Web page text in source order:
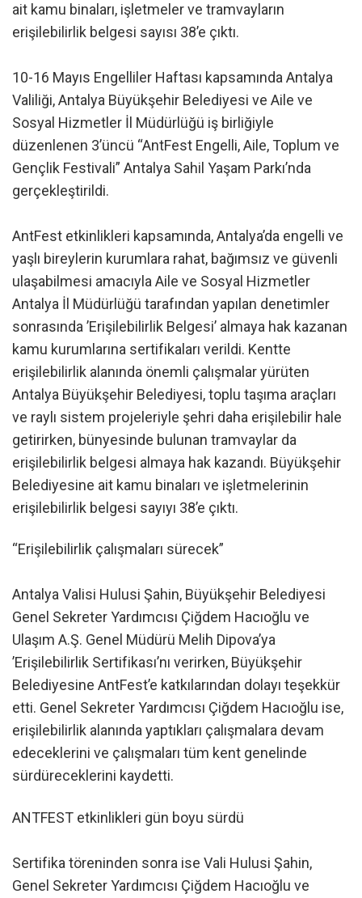
ait kamu binaları, işletmeler ve tramvayların
erişilebilirlik belgesi sayısı 38’e çıktı.
10-16 Mayıs Engelliler Haftası kapsamında Antalya
Valiliği, Antalya Büyükşehir Belediyesi ve Aile ve
Sosyal Hizmetler İl Müdürlüğü iş birliğiyle
düzenlenen 3’üncü “AntFest Engelli, Aile, Toplum ve
Gençlik Festivali” Antalya Sahil Yaşam Parkı’nda
gerçekleştirildi.
AntFest etkinlikleri kapsamında, Antalya’da engelli ve
yaşlı bireylerin kurumlara rahat, bağımsız ve güvenli
ulaşabilmesi amacıyla Aile ve Sosyal Hizmetler
Antalya İl Müdürlüğü tarafından yapılan denetimler
sonrasında ’Erişilebilirlik Belgesi’ almaya hak kazanan
kamu kurumlarına sertifikaları verildi. Kentte
erişilebilirlik alanında önemli çalışmalar yürüten
Antalya Büyükşehir Belediyesi, toplu taşıma araçları
ve raylı sistem projeleriyle şehri daha erişilebilir hale
getirirken, bünyesinde bulunan tramvaylar da
erişilebilirlik belgesi almaya hak kazandı. Büyükşehir
Belediyesine ait kamu binaları ve işletmelerinin
erişilebilirlik belgesi sayıyı 38’e çıktı.
“Erişilebilirlik çalışmaları sürecek”
Antalya Valisi Hulusi Şahin, Büyükşehir Belediyesi
Genel Sekreter Yardımcısı Çiğdem Hacıoğlu ve
Ulaşım A.Ş. Genel Müdürü Melih Dipova’ya
’Erişilebilirlik Sertifikası’nı verirken, Büyükşehir
Belediyesine AntFest’e katkılarından dolayı teşekkür
etti. Genel Sekreter Yardımcısı Çiğdem Hacıoğlu ise,
erişilebilirlik alanında yaptıkları çalışmalara devam
edeceklerini ve çalışmaları tüm kent genelinde
sürdüreceklerini kaydetti.
ANTFEST etkinlikleri gün boyu sürdü
Sertifika töreninden sonra ise Vali Hulusi Şahin,
Genel Sekreter Yardımcısı Çiğdem Hacıoğlu ve